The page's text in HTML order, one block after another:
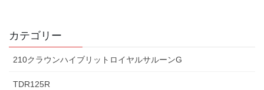
カテゴリー
210クラウンハイブリットロイヤルサルーンG
TDR125R